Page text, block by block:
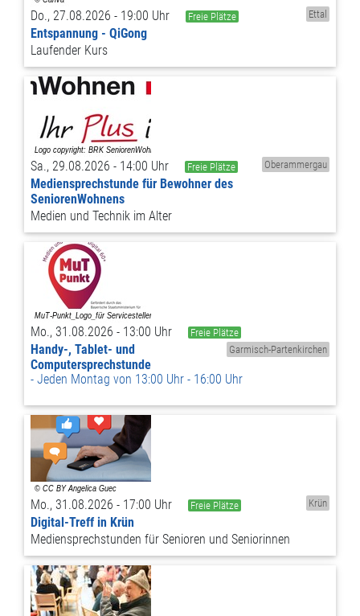
Do., 27.08.2026 - 19:00 Uhr Freie Plätze Ettal
Entspannung - QiGong
Laufender Kurs
Sa., 29.08.2026 - 14:00 Uhr Freie Plätze Oberammergau
Mediensprechstunde für Bewohner des
SeniorenWohnens
Medien und Technik im Alter
Mo., 31.08.2026 - 13:00 Uhr
Freie Plätze
Garmisch-Partenkirchen
Handy-, Tablet- und
Computersprechstunde
Jeden Montag von 13:00 Uhr - 16:00 Uhr
Mo., 31.08.2026 - 17:00 Uhr Freie Plätze Krün
Digital-Treff in Krün
Mediensprechstunden für Senioren und Seniorinnen